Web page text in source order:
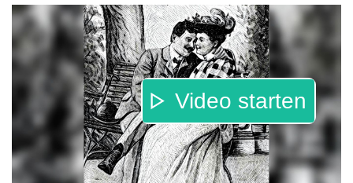
Video starten